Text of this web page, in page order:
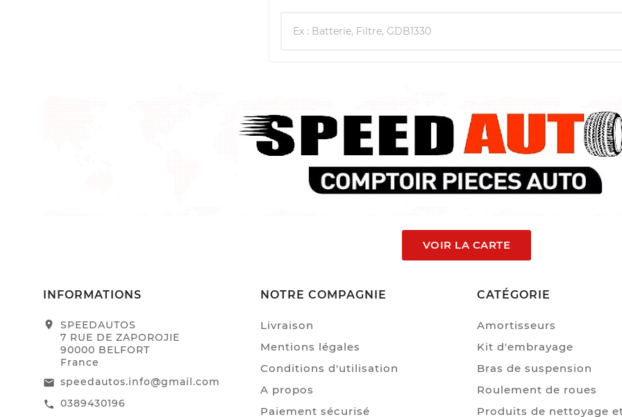
VOIR LA CARTE
INFORMATIONS
location_on
SPEEDAUTOS
7 RUE DE ZAPOROJIE
90000 BELFORT
France
email speedautos.info@gmail.com
call 0389430196
NOTRE COMPAGNIE
Livraison
Mentions légales
Conditions d'utilisation
A propos
Paiement sécurisé
CATÉGORIE
Amortisseurs
Kit d'embrayage
Bras de suspension
Roulement de roues
Produits de nettoyage